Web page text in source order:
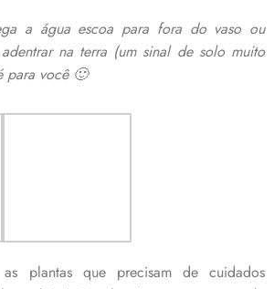
a água escoa para fora do vaso ou
na terra (um sinal de solo muito
para você 🙂
plantas que precisam de cuidados